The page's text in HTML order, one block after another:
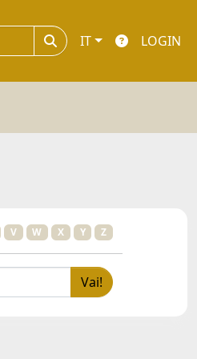
IT LOGIN
V W X Y Z